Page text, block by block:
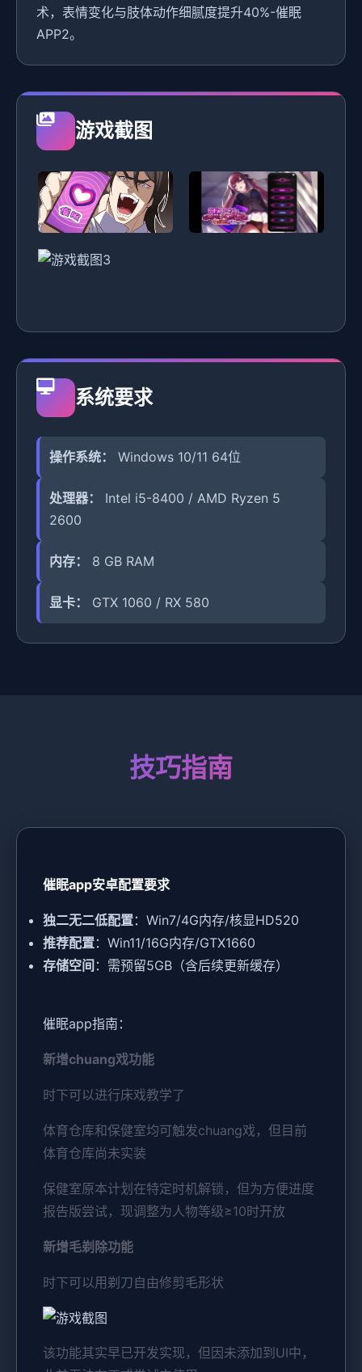
术，表情变化与肢体动作细腻度提升40%-催眠
APP2。
游戏截图
系统要求
操作系统： Windows 10/11 64位
处理器：
Intel i5-8400 / AMD Ryzen 5
2600
内存： 8 GB RAM
显卡： GTX 1060 / RX 580
技巧指南
催眠app安卓配置要求
​独二无二低配置​​：Win7/4G内存/核显HD520
​推荐配置​​：Win11/16G内存/GTX1660
​存储空间​ ​：需预留5GB（含后续更新缓存）
催眠app指南：
新增chuang戏功能
时下可以进行床戏教学了
体育仓库和保健室均可触发chuang戏，但目前
体育仓库尚未实装
保健室原本计划在特定时机解锁，但为方便进度
报告版尝试，现调整为人物等级≥10时开放
新增毛剃除功能
时下可以用剃刀自由修剪毛形状
该功能其实早已开发实现，但因未添加到UI中，